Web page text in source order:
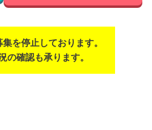
を停止しております。
の確認も承ります。